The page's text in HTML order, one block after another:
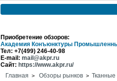
Приобретение обзоров:
Академия Конъюнктуры
Тел: +7(499) 246-40-98
E-mail: mail@akpr.ru
Сайт: https://www.akpr.ru/
Главная > Обзоры рынков >